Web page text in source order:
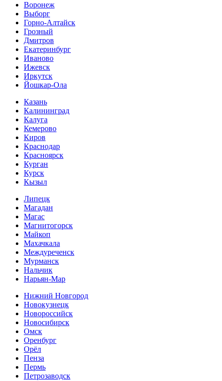
Воронеж
Выборг
Горно-Алтайск
Грозный
Дмитров
Екатеринбург
Иваново
Ижевск
Иркутск
Йошкар-Ола
Казань
Калининград
Калуга
Кемерово
Киров
Краснодар
Красноярск
Курган
Курск
Кызыл
Липецк
Магадан
Магас
Магнитогорск
Майкоп
Махачкала
Междуреченск
Мурманск
Нальчик
Нарьян-Мар
Нижний Новгород
Новокузнецк
Новороссийск
Новосибирск
Омск
Оренбург
Орёл
Пенза
Пермь
Петрозаводск